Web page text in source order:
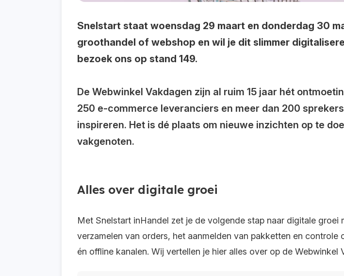
Snelstart staat woensdag 29 maart en donderdag 30
groothandel of webshop en wil je dit slimmer
bezoek ons op stand 149.
De Webwinkel Vakdagen zijn al ruim 15 jaar hét
250 e-commerce leveranciers en meer dan 200
inspireren. Het is dé plaats om nieuwe inzichten op te
vakgenoten.
Alles over digitale groei
Met Snelstart inHandel zet je de volgende stap naar digitale
verzamelen van orders, het aanmelden van pakketten en
én offline kanalen. Wij vertellen je hier alles over op de Webwinkel